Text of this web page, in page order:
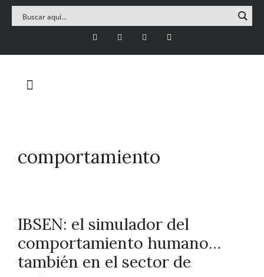
comportamiento
IBSEN: el simulador del
comportamiento humano…
también en el sector de